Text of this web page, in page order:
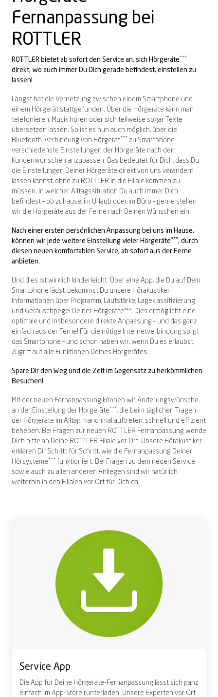
Fernanpassung bei
ROTTLER
ROTTLER bietet ab sofort den Service an, sich Hörgeräte***
direkt, wo auch immer Du Dich gerade befindest, einstellen zu
lassen!
Längst hat die Vernetzung zwischen einem Smartphone und
einem Hörgerät stattgefunden. Über die Hörgeräte kann man
telefonieren, Musik hören oder sich teilweise sogar Texte
übersetzen lassen. So ist es nun auch möglich, über die
Bluetooth-Verbindung von Hörgerät*** zu Smartphone
verschiedenste Einstellungen der Hörgeräte nach den
Kundenwünschen anzupassen. Das bedeutet für Dich, dass Du
die Einstellungen Deiner Hörgeräte direkt von uns verändern
lassen kannst, ohne zu ROTTLER in die Filiale kommen zu
müssen. In welcher Alltagssituation Du auch immer Dich
befindest – ob zuhause, im Urlaub oder im Büro – gerne stellen
wir die Hörgeräte aus der Ferne nach Deinen Wünschen ein.
Nach einer ersten persönlichen Anpassung bei uns im Hause,
können wir jede weitere Einstellung vieler Hörgeräte***, durch
diesen neuen komfortablen Service, ab sofort aus der Ferne
anbieten.
Und dies ist wirklich kinderleicht. Über eine App, die Du auf Dein
Smartphone lädst, bekommst Du unsere Hörakustiker
Informationen über Programm, Lautstärke, Lageklassifizierung
und Geräuschpegel Deiner Hörgeräte***. Dies ermöglicht eine
optimale und insbesondere direkte Anpassung – und das ganz
einfach aus der Ferne! Für die nötige Internetverbindung sorgt
das Smartphone – und schon haben wir, wenn Du es erlaubst,
Zugriff auf alle Funktionen Deines Hörgerätes.
Spare Dir den Weg und die Zeit im Gegensatz zu herkömmlichen
Besuchen!
Mit der neuen Fernanpassung können wir Änderungswünsche
an der Einstellung der Hörgeräte***, die beim täglichen Tragen
der Hörgeräte im Alltag manchmal auftreten, schnell und effizient
beheben. Bei Fragen zur neuen ROTTLER Fernanpassung wende
Dich bitte an Deine ROTTLER Filiale vor Ort. Unsere Hörakustiker
erklären Dir Schritt für Schritt, wie die Fernanpassung Deiner
Hörsysteme*** funktioniert. Bei Fragen zu dem neuen Service
sowie auch zu allen anderen Anliegen sind wir natürlich
weiterhin in den Filialen vor Ort für Dich da.
Service App
Die App für Deine Hörgeräte-Fernanpassung lässt sich ganz
einfach im App-Store runterladen. Unsere Experten vor Ort
Gaming-Brille
Hoya
Exklusive Marken
Alle Marken entdecken →
2 Brillen = 1 Preis – teilbar
1. Brille für Dich, 2. Brille für Deine
Begleitung*
2 Gläser inklusive
Alle Angebote entdecken →
Exklusive Marken
Alle Marken entdecken →
Sonnenbrille zum
Komplettpreis
Schon ab € 14,95²
Summer-Sale
Alle Angebote entdecken →
PRECISION
Alle Marken entdecken →
LuckyLens
Deine bequeme Linsen-Flat
Zum Onlineshop
Alle Angebote entdecken →
Online-Hörtest
Nulltarif-Hörgeräte
Dein HörGlück ab € 0,-⁰
Akku-Hörgeräte
Alle Angebote entdecken →
Sorglospaket
Termin vereinbaren
Termin
Schütze Deine neue Brille
Alle Leistungen entdecken →
Sommer-Gewinnspiel
Hörgeräte Nulltarif
Dein HörGlück ab € 0,-⁰
Alle Angebote entdecken →